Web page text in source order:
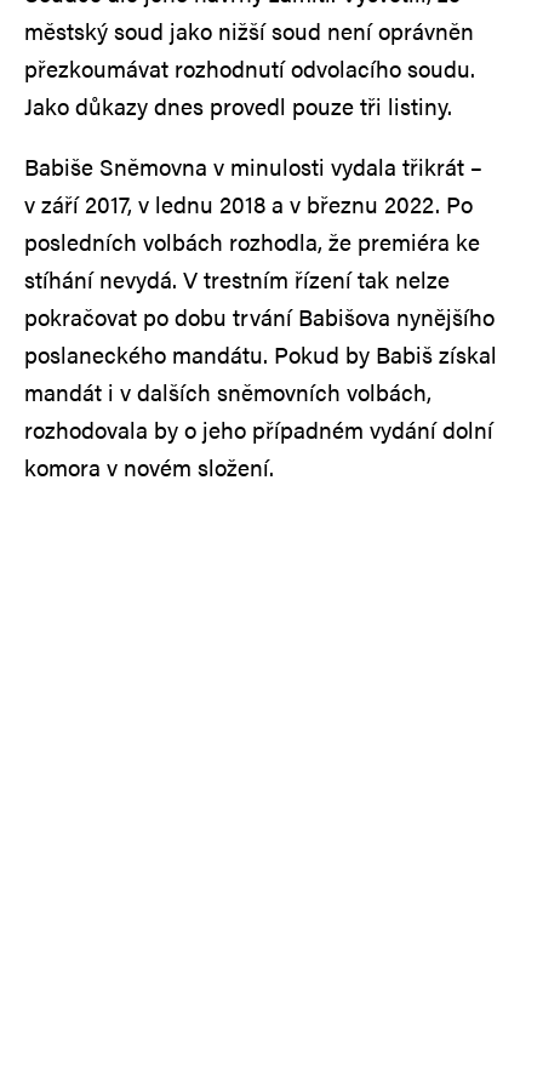
městský soud jako nižší soud není oprávněn
přezkoumávat rozhodnutí odvolacího soudu.
Jako důkazy dnes provedl pouze tři listiny.
Babiše Sněmovna v minulosti vydala třikrát –
v září 2017, v lednu 2018 a v březnu 2022. Po
posledních volbách rozhodla, že premiéra ke
stíhání nevydá. V trestním řízení tak nelze
pokračovat po dobu trvání Babišova nynějšího
poslaneckého mandátu. Pokud by Babiš získal
mandát i v dalších sněmovních volbách,
rozhodovala by o jeho případném vydání dolní
komora v novém složení.